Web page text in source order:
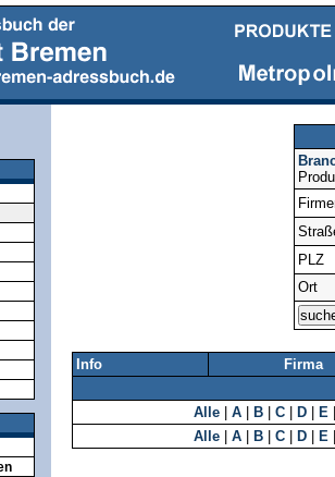
PLZ
Ort
Info Firma
Alle A B C D E
Alle
A B C D E